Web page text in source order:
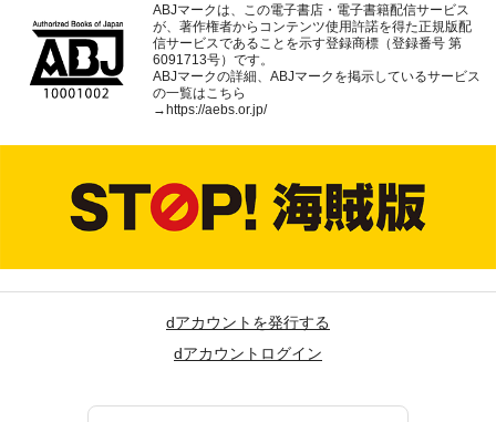
ABJマークは、この電子書店・電子書籍配信サービス
が、著作権者からコンテンツ使用許諾を得た正規版配
信サービスであることを示す登録商標（登録番号 第
6091713号）です。
ABJマークの詳細、ABJマークを掲示しているサービス
の一覧はこちら
→https://aebs.or.jp/
dアカウントを発行する
dアカウントログイン